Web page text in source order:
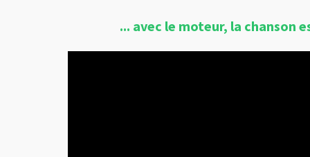
... avec le moteur, la chanson